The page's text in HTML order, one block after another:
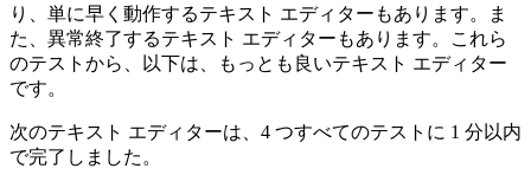
り、単に早く動作するテキスト エディターもあります。ま
た、異常終了するテキスト エディターもあります。これら
のテストから、以下は、もっとも良いテキスト エディター
です。
次のテキスト エディターは、4 つすべてのテストに 1 分以内
で完了しました。